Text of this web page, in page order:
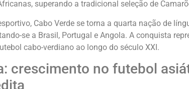
superando a tradicional seleção de
Cabo Verde se torna a quarta nação de
se a Brasil, Portugal e Angola. A conquista
cabo-verdiano ao longo do século XXI.
crescimento no futebol